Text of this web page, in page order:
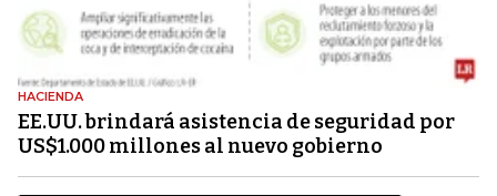
HACIENDA
EE.UU. brindará asistencia de seguridad por
US$1.000 millones al nuevo gobierno